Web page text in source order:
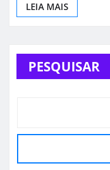
LEIA MAIS
PESQUISAR